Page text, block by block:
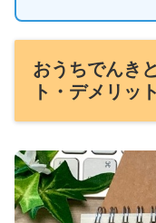
おうちでんき
ト・デメリッ